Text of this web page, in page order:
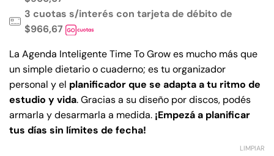
$17.300
3 cuotas s/interés con tarjeta de débito de
$966,67
La Agenda Inteligente Time To Grow es mucho más que
un simple dietario o cuaderno; es tu organizador
personal y el planificador que se adapta a tu ritmo de
estudio y vida. Gracias a su diseño por discos, podés
armarla y desarmarla a medida. ¡Empezá a planificar
tus días sin límites de fecha!
LIMPIAR